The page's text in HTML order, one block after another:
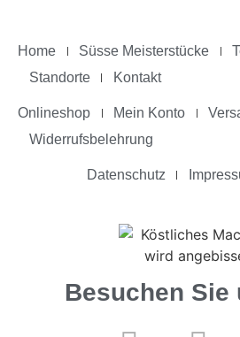
Home Süsse Meisterstücke
Standorte
Kontakt
Onlineshop Mein Konto
Widerrufsbelehrung
Datenschutz
Besuchen Sie